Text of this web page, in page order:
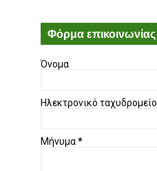
Φόρμα επικοινωνίας
Όνομα
Ηλεκτρονικό ταχυδρομείο
Μήνυμα*